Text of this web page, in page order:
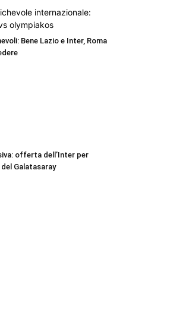
Bene Lazio e Inter, Roma
offerta dell’Inter per
Galatasaray